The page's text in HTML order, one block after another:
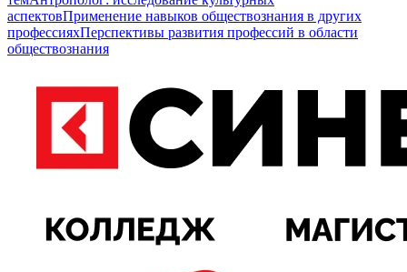
аспектовПрименение навыков обществознания в других
профессияхПерспективы развития профессий в области
обществознания